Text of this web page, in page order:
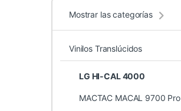
Mostrar las categorías
Vinilos Translúcidos
LG HI-CAL 4000
MACTAC MACAL 9700 Pro